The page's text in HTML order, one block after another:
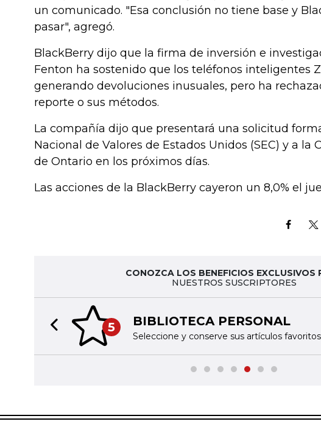
un comunicado. "Esa conclusión no tiene base y
pasar", agregó.
BlackBerry dijo que la firma de inversión e
Fenton ha sostenido que los teléfonos inteligentes
generando devoluciones inusuales, pero ha
reporte o sus métodos.
La compañía dijo que presentará una solicitud
Nacional de Valores de Estados Unidos (SEC) y a la
de Ontario en los próximos días.
Las acciones de la BlackBerry cayeron un 8,0% el
CONOZCA LOS BENEFICIOS EXCLUSIVOS
NUESTROS SUSCRIPTORES
5 BIBLIOTECA PERSONAL
Seleccione y conserve sus artículos favoritos
Previous slide